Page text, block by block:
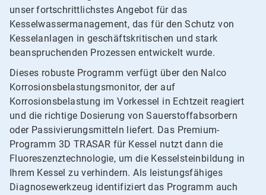
unser fortschrittlichstes Angebot für das
Kesselwassermanagement, das für den Schutz von
Kesselanlagen in geschäftskritischen und stark
beanspruchenden Prozessen entwickelt wurde.
Dieses robuste Programm verfügt über den Nalco
Korrosionsbelastungsmonitor, der auf
Korrosionsbelastung im Vorkessel in Echtzeit reagiert
und die richtige Dosierung von Sauerstoffabsorbern
oder Passivierungsmitteln liefert. Das Premium-
Programm 3D TRASAR für Kessel nutzt dann die
Fluoreszenztechnologie, um die Kesselsteinbildung in
Ihrem Kessel zu verhindern. Als leistungsfähiges
Diagnosewerkzeug identifiziert das Programm auch